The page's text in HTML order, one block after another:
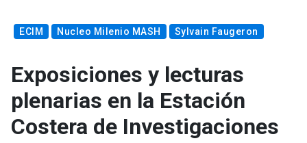
Quiénes somos
ECIM Nucleo Milenio MASH Sylvain Faugeron
Exposiciones y lecturas
plenarias en la Estación
Costera de Investigaciones